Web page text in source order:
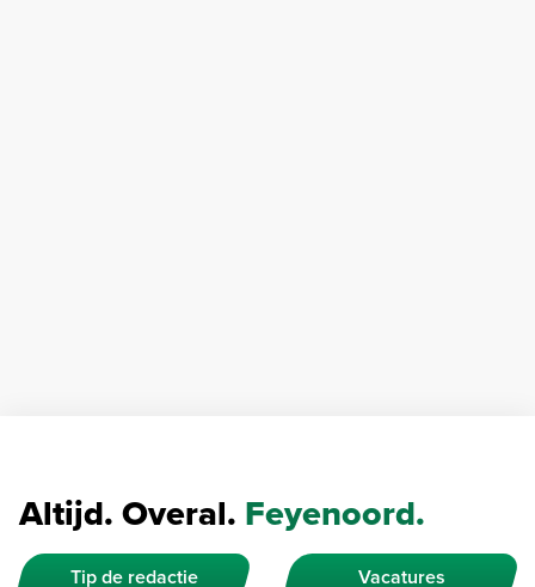
Altijd. Overal. Feyenoord.
Tip de redactie Vacatures